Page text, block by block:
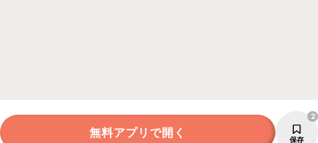
無料アプリで開く 保存
2